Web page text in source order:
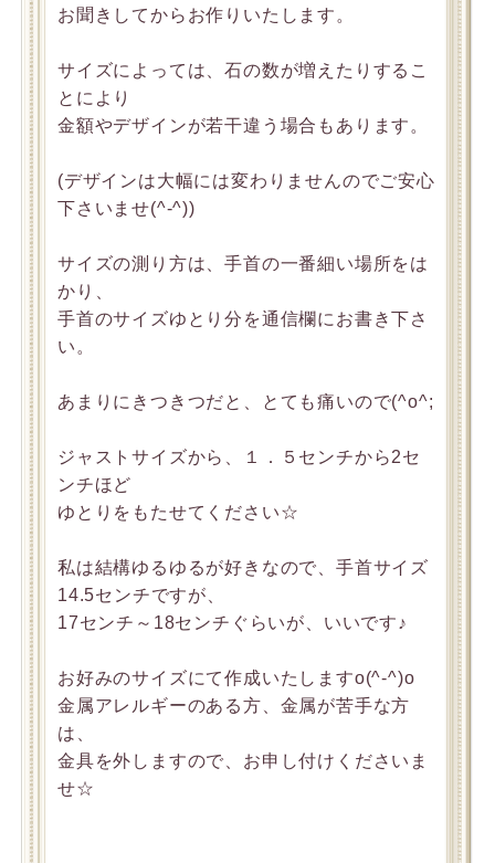
お聞きしてからお作りいたします。
サイズによっては、石の数が増えたりするこ
とにより
金額やデザインが若干違う場合もあります。
(デザインは大幅には変わりませんのでご安心
下さいませ(^-^))
サイズの測り方は、手首の一番細い場所をは
かり、
手首のサイズゆとり分を通信欄にお書き下さ
い。
あまりにきつきつだと、とても痛いので(^o^;
ジャストサイズから、１．５センチから2セ
ンチほど
ゆとりをもたせてください☆
私は結構ゆるゆるが好きなので、手首サイズ
14.5センチですが、
17センチ～18センチぐらいが、いいです♪
お好みのサイズにて作成いたしますo(^-^)o
金属アレルギーのある方、金属が苦手な方
は、
金具を外しますので、お申し付けくださいま
せ☆